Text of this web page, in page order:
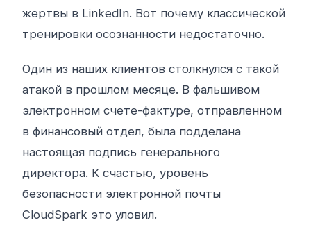
жертвы в LinkedIn. Вот почему классической
тренировки осознанности недостаточно.
Один из наших клиентов столкнулся с такой
атакой в ​​прошлом месяце. В фальшивом
электронном счете-фактуре, отправленном
в финансовый отдел, была подделана
настоящая подпись генерального
директора. К счастью, уровень
безопасности электронной почты
CloudSpark это уловил.